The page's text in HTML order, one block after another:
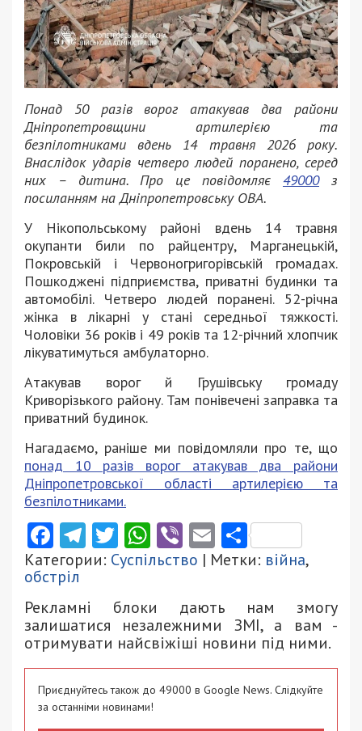
Понад 50 разів ворог атакував два райони
Дніпропетровщини артилерією та
безпілотниками вдень 14 травня 2026 року.
Внаслідок ударів четверо людей поранено, серед
них – дитина. Про це повідомляє 49000з
посиланням на Дніпропетровську ОВА.
У Нікопольському районі вдень 14 травня
окупанти били по райцентру, Марганецькій,
Покровській і Червоногригорівській громадах.
Пошкоджені підприємства, приватні будинки та
автомобілі. Четверо людей поранені. 52-річна
жінка в лікарні у стані середньої тяжкості.
Чоловіки 36 років і 49 років та 12-річний хлопчик
лікуватимуться амбулаторно.
Атакував ворог й Грушівську громаду
Криворізького району. Там понівечені заправка та
приватний будинок.
Нагадаємо, раніше ми повідомляли про те, що
понад 10 разів ворог атакував два райони
Дніпропетровської області артилерією та
безпілотниками.
Facebook
Telegram
Twitter
WhatsApp
ViberEmail
Категории: Суспільство | Метки: війна,
обстріл
Рекламні блоки дають нам змогу
залишатися незалежними ЗМІ, а вам -
отримувати найсвіжіші новини під ними.
Приєднуйтесь також до 49000 в Google News. Слідкуйте
за останніми новинами!